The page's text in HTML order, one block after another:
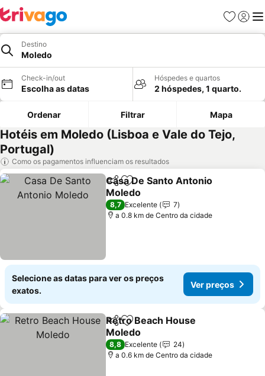
Favoritos
Iniciar
Destino
Moledo
Check-in/out
Escolha as datas
Hóspedes e quartos
2 hóspedes, 1 quarto.
Ordenar Filtrar Mapa
Hotéis em Moledo (Lisboa e Vale do Tejo,
Portugal)
Como os pagamentos influenciam os resultados
PartilharAdicionar aos favoritos
Casa De Santo Antonio
Moledo
Ver preços
8,7 Excelente
7
a 0.8 km de Centro da cidade
Selecione as datas para ver os preços
exatos.
Ver preços
PartilharAdicionar aos favoritos
Retro Beach House
Moledo
Ver preços
8,8 Excelente
24
a 0.6 km de Centro da cidade